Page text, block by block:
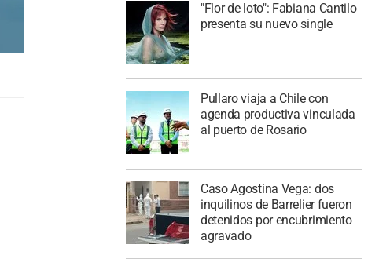
"Flor de loto": Fabiana Cantilo
presenta su nuevo single
Pullaro viaja a Chile con
agenda productiva vinculada
al puerto de Rosario
Caso Agostina Vega: dos
inquilinos de Barrelier fueron
detenidos por encubrimiento
agravado